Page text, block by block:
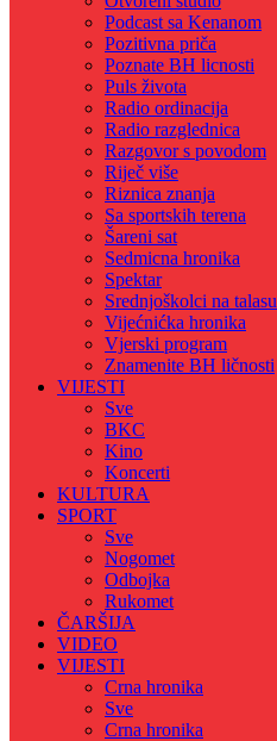
Podcast sa Kenanom
Pozitivna priča
Poznate BH licnosti
Puls života
Radio ordinacija
Radio razglednica
Razgovor s povodom
Riječ više
Riznica znanja
Sa sportskih terena
Šareni sat
Sedmicna hronika
Spektar
Srednjoškolci na talasu
Vijećnićka hronika
Vjerski program
Znamenite BH ličnosti
VIJESTI
Sve
BKC
Kino
Koncerti
KULTURA
SPORT
Sve
Nogomet
Odbojka
Rukomet
ČARŠIJA
VIDEO
VIJESTI
Crna hronika
Sve
Crna hronika